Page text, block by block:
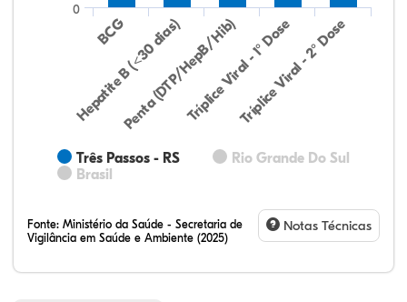
Três Passos - RS
Rio Grande Do Sul
Brasil
BCG
Hepatite B (<30 dias)
Penta (DTP/HepB/Hib)Tríplice Viral - 1° Dose
Tríplice Viral - 2° Dose
0
Fonte: Ministério da Saúde - Secretaria de
Vigilância em Saúde e Ambiente (2025)
Notas Técnicas